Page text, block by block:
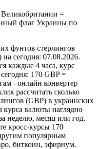
=
по
фунтов стерлингов
сегодня: 07.08.2026.
каждые 4 часа, курс
170 GBP =
- онлайн конвертер
рассчитать сколько
(GBP) в украинских
валюты наглядно
неделю, месяц или год.
кросс-курсы 170
популярным
биткоин, эфириум.